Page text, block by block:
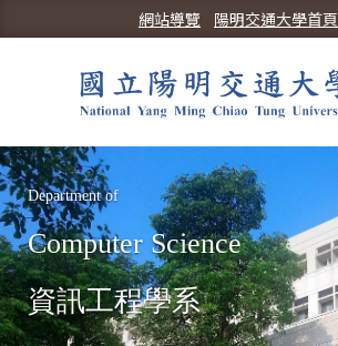
陽明交通大學首頁
網站導覽
Department of
Computer Science
資訊工程學系